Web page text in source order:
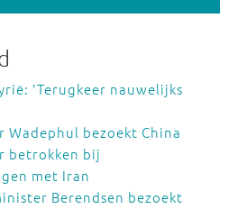
'Terugkeer nauwelijks
Wadephul bezoekt China
betrokken bij
met Iran
Berendsen bezoekt